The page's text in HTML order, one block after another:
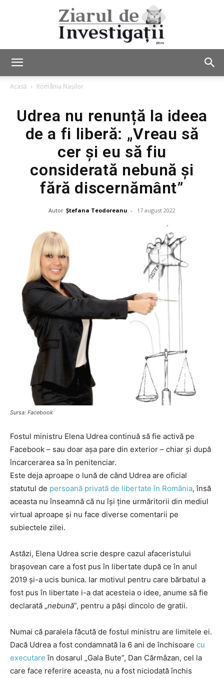
Acasă România Nașilor
Udrea nu renunță la ideea
de a fi liberă: „Vreau să
cer și eu să fiu
considerată nebună și
fără discernământ”
Autor Ștefana Teodoreanu - 17 august 2022
Sursa: Facebook
Fostul ministru Elena Udrea continuă să fie activă pe
Facebook – sau doar așa pare din exterior – chiar și după
încarcerarea sa în penitenciar.
Este deja aproape o lună de când Udrea are oficial
statutul de persoană privată de libertate în România, însă
aceasta nu înseamnă că nu își ține urmăritorii din mediul
virtual aproape și nu face diverse comentarii pe
subiectele zilei.
Astăzi, Elena Udrea scrie despre cazul afaceristului
brașovean care a fost pus în libertate după ce în anul
2019 și-a ucis bunica. Iar motivul pentru care bărbatul a
fost pus în libertate i-a dat acesteia o idee, anume să fie
declarată „nebună”, pentru a păși dincolo de gratii.
Numai că paralela făcută de fostul ministru are limitele ei.
Dacă Udrea a fost condamnată la 6 ani de închisoare cu
executare în dosarul „Gala Bute”, Dan Cărmâzan, cel la
care face referire aceasta, nu a fost niciodată închis